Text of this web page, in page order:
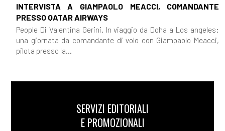
INTERVISTA A GIAMPAOLO MEACCI, COMANDANTE
PRESSO QATAR AIRWAYS
People Di Valentina Gerini. In viaggio da Doha a Los angeles:
una giornata da comandante di volo con Giampaolo Meacci,
pilota presso la...
SERVIZI EDITORIALI
E PROMOZIONALI